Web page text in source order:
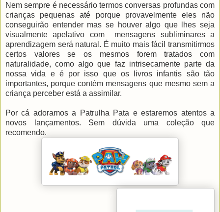
Nem sempre é necessário termos conversas profundas com
crianças pequenas até porque provavelmente eles não
conseguirão entender mas se houver algo que lhes seja
visualmente apelativo com mensagens subliminares a
aprendizagem será natural. É muito mais fácil transmitirmos
certos valores se os mesmos forem tratados com
naturalidade, como algo que faz intrisecamente parte da
nossa vida e é por isso que os livros infantis são tão
importantes, porque contém mensagens que mesmo sem a
criança perceber está a assimilar.
Por cá adoramos a Patrulha Pata e estaremos atentos a
novos lançamentos. Sem dúvida uma coleção que
recomendo.